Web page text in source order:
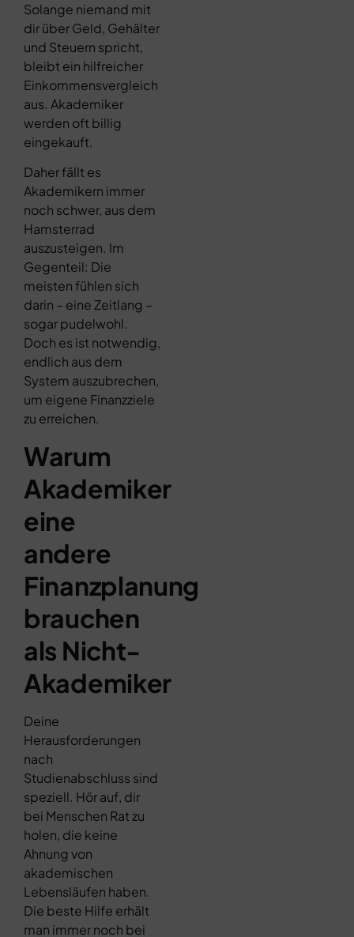
Solange niemand mit
dir über Geld, Gehälter
und Steuern spricht,
bleibt ein hilfreicher
Einkommensvergleich
aus. Akademiker
werden oft billig
eingekauft.
Daher fällt es
Akademikern immer
noch schwer, aus dem
Hamsterrad
auszusteigen. Im
Gegenteil: Die
meisten fühlen sich
darin – eine Zeitlang –
sogar pudelwohl.
Doch es ist notwendig,
endlich aus dem
System auszubrechen,
um eigene Finanzziele
zu erreichen.
Warum
Akademiker
eine
andere
Finanzplanung
brauchen
als Nicht-
Akademiker
Deine
Herausforderungen
nach
Studienabschluss sind
speziell. Hör auf, dir
bei Menschen Rat zu
holen, die keine
Ahnung von
akademischen
Lebensläufen haben.
Die beste Hilfe erhält
man immer noch bei